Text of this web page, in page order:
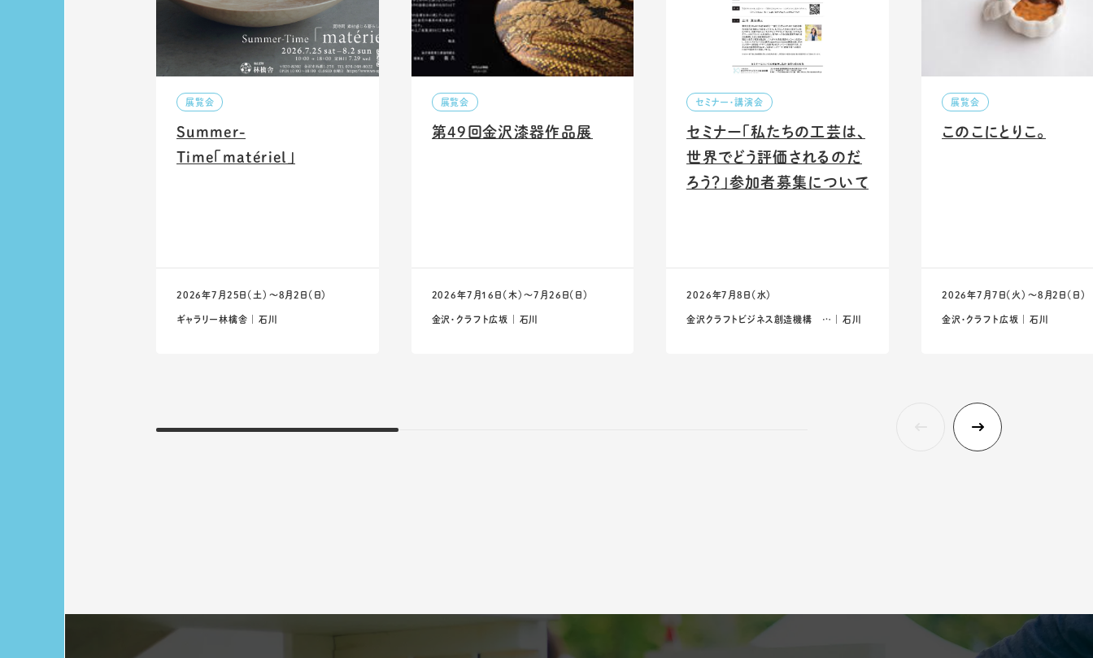
展覧会
Summer-
Time「matériel」
2026年7月25日（土）〜8月2日（日）
ギャラリー林檎舎 ｜ 石川
展覧会
第49回金沢漆器作品展
2026年7月16日（木）〜7月26日（日）
金沢・クラフト広坂 ｜ 石川
セミナー・講演会
セミナー「私たちの工芸は、
世界でどう評価されるのだ
ろう？」参加者募集について
2026年7月8日（水）
金沢クラフトビジネス創造機構 … ｜ 石川
展覧会
このこにとりこ。
2026年7月7日（火）〜8月2日（日）
金沢・クラフト広坂 ｜ 石川